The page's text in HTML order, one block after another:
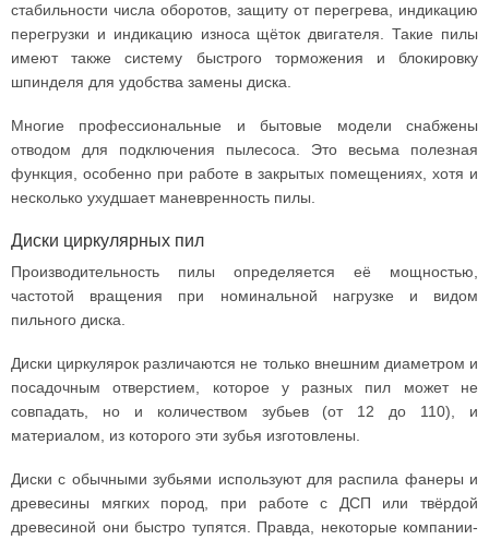
стабильности числа оборотов, защиту от перегрева, индикацию
перегрузки и индикацию износа щёток двигателя. Такие пилы
имеют также систему быстрого торможения и блокировку
шпинделя для удобства замены диска.
Многие профессиональные и бытовые модели снабжены
отводом для подключения пылесоса. Это весьма полезная
функция, особенно при работе в закрытых помещениях, хотя и
несколько ухудшает маневренность пилы.
Диски циркулярных пил
Производительность пилы определяется её мощностью,
частотой вращения при номинальной нагрузке и видом
пильного диска.
Диски циркулярок различаются не только внешним диаметром и
посадочным отверстием, которое у разных пил может не
совпадать, но и количеством зубьев (от 12 до 110), и
материалом, из которого эти зубья изготовлены.
Диски с обычными зубьями используют для распила фанеры и
древесины мягких пород, при работе с ДСП или твёрдой
древесиной они быстро тупятся. Правда, некоторые компании-